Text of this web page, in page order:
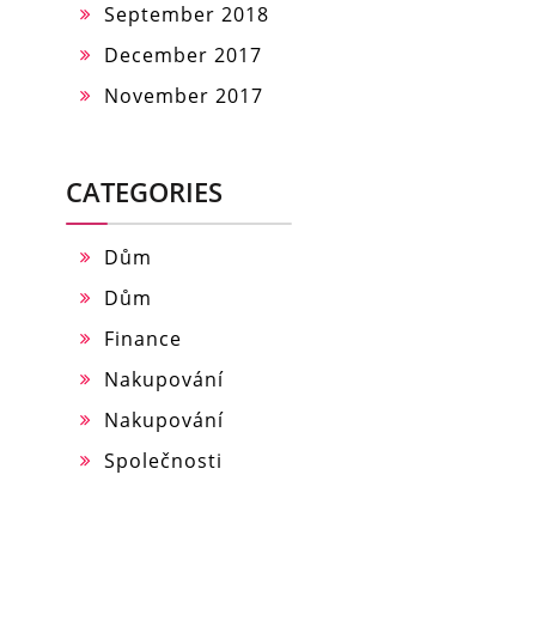
September 2018
December 2017
November 2017
CATEGORIES
Dům
Dům
Finance
Nakupování
Nakupování
Společnosti